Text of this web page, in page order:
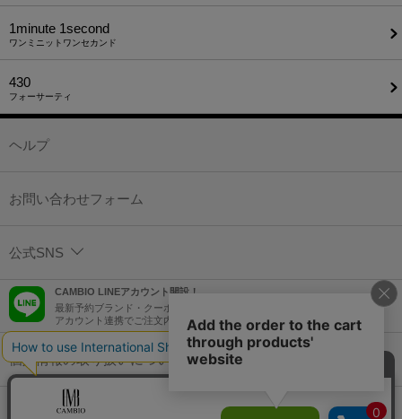
1minute​ 1second
ワンミニットワンセカンド
430
フォーサーティ
ヘルプ
お問い合わせフォーム
公式SNS
CAMBIO LINEアカウント開設！
最新予約ブランド・クーポン情報などを配信！
アカウント連携でご注文内容をLINEでも確認可能！
個人情報の取り扱いについて
特定商取引法に基づく表示